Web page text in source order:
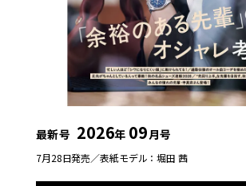
最新号 2026年 09月号
7月28日発売／表紙モデル：堀田 茜